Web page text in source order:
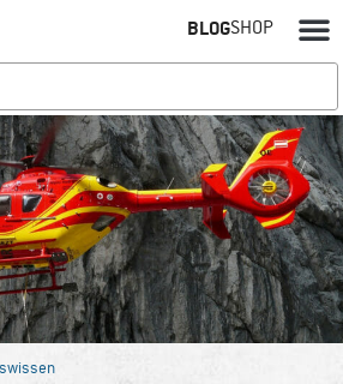
BLOGSHOP